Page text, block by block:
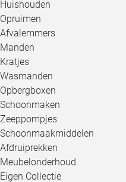
Huishouden
Opruimen
Afvalemmers
Manden
Kratjes
Wasmanden
Opbergboxen
Schoonmaken
Zeeppompjes
Schoonmaakmiddelen
Afdruiprekken
Meubelonderhoud
Eigen Collectie